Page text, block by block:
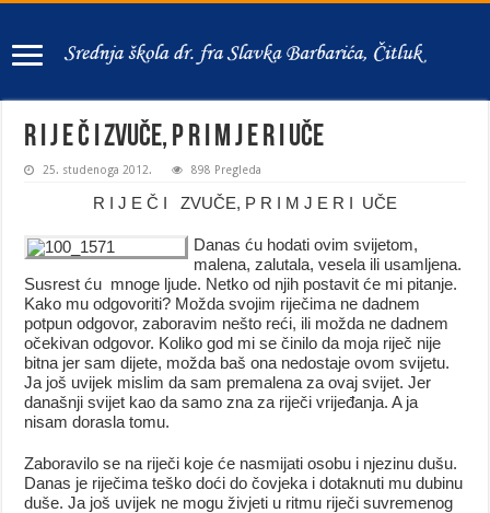
R I J E Č I ZVUČE, P R I M J E R I UČE
25. studenoga 2012. 898 Pregleda
R I J E Č I ZVUČE, P R I M J E R I UČE
Danas ću hodati ovim svijetom,
malena, zalutala, vesela ili usamljena.
Susrest ću mnoge ljude. Netko od njih postavit će mi pitanje.
Kako mu odgovoriti? Možda svojim riječima ne dadnem
potpun odgovor, zaboravim nešto reći, ili možda ne dadnem
očekivan odgovor. Koliko god mi se činilo da moja riječ nije
bitna jer sam dijete, možda baš ona nedostaje ovom svijetu.
Ja još uvijek mislim da sam premalena za ovaj svijet. Jer
današnji svijet kao da samo zna za riječi vrijeđanja. A ja
nisam dorasla tomu.
Zaboravilo se na riječi koje će nasmijati osobu i njezinu dušu.
Danas je riječima teško doći do čovjeka i dotaknuti mu dubinu
duše. Ja još uvijek ne mogu živjeti u ritmu riječi suvremenog